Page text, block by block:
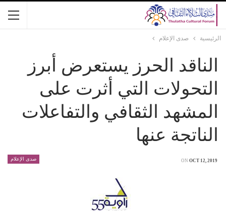
الرئيسية صدى الإعلام
الناقد الحرز يستعرض أبرز
التحولات التي أثرت على
المشهد الثقافي والتفاعلات
الناتجة عنها
صدى الإعلام ON OCT 12, 2019